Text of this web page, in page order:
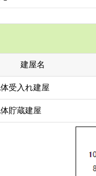
建屋名
受入れ建屋
貯蔵建屋